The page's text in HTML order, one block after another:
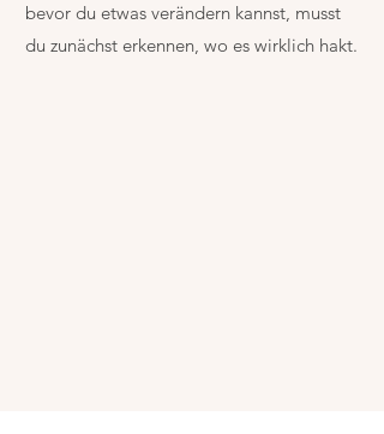
bevor du etwas verändern kannst, musst
du zunächst erkennen, wo es wirklich hakt.